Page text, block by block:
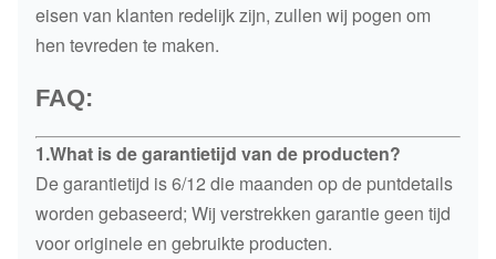
eisen van klanten redelijk zijn, zullen wij pogen om
hen tevreden te maken.
FAQ:
1.What is de garantietijd van de producten?
De garantietijd is 6/12 die maanden op de puntdetails
worden gebaseerd; Wij verstrekken garantie geen tijd
voor originele en gebruikte producten.